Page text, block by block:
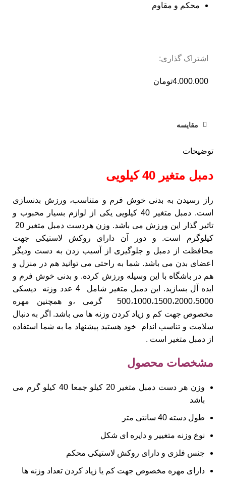
محکم و مقاوم
اشتراک گذاری:
تومان4.000.000
مقایسه
توضیحات
دمبل متغیر 40 کیلویی
راز رسیدن به بدنی خوش فرم و متناسب، ورزش بدنسازی
است. دمبل متغیر 40 کیلویی یکی از لوازم بسیار محبوب و
کیلوگرم است. و دور آن دارای روکش لاستیکی جهت
محافظت از دمبل و جلوگیری از آسیب زدن به دست ودیگر
اعضای بدن می باشد. شما به راحتی می توانید هم در منزل و
هم در باشگاه با این وسیله ورزش کرده. و بدنی خوش فرم و
ایده آل بسازید. این دمبل متغیر شامل 4 عدد وزنه دیسکی
500،1000،1500،2000،5000 گرمی ،و همچنین مهره
مخصوص جهت کم و زیاد کردن وزنه ها می باشد. اگر به دنبال
سلامت و تناسب اندام خود هستید پیشنهاد ما به شما استفاده
از دمبل متغیر است .
مشخصات محصول
وزن هر دست دمبل متغیر 20 کیلو جمعا 40 کیلو گرم می
باشد
طول دسته 40 سانتی متر
نوع وزنه متغییر و دایره ای شکل
جنس فلزی و دارای روکش لاستیکی محکم
دارای مهره مخصوص جهت کم یا زیاد کردن تعداد وزنه ها